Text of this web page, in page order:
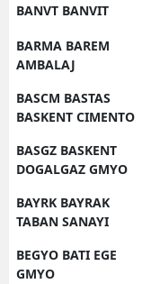
BANVT BANVIT
BARMA BAREM
AMBALAJ
BASCM BASTAS
BASKENT CIMENTO
BASGZ BASKENT
DOGALGAZ GMYO
BAYRK BAYRAK
TABAN SANAYI
BEGYO BATI EGE
GMYO